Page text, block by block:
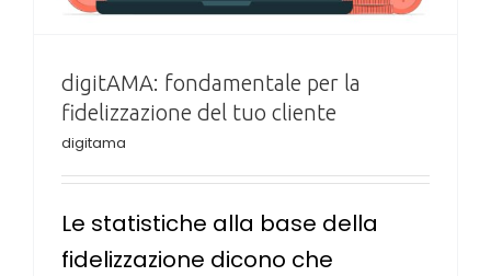
digitAMA: fondamentale per la
fidelizzazione del tuo cliente
digitama
Le statistiche alla base della
fidelizzazione dicono che